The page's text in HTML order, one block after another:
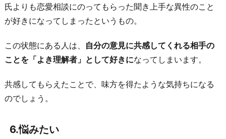
氏よりも恋愛相談にのってもらった聞き上手な異性のこと
が好きになってしまったというもの。
この状態にある人は、 自分の意見に共感してくれる相手の
ことを「よき理解者」として好きになってしまいます。
共感してもらえたことで、味方を得たような気持ちになる
のでしょう。
6.悩みたい